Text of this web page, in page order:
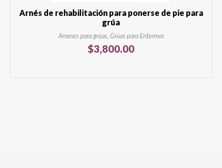
Arnés de rehabilitación para ponerse de pie para
grúa
Arneses para grúas, Grúas para Enfermos
$3,800.00